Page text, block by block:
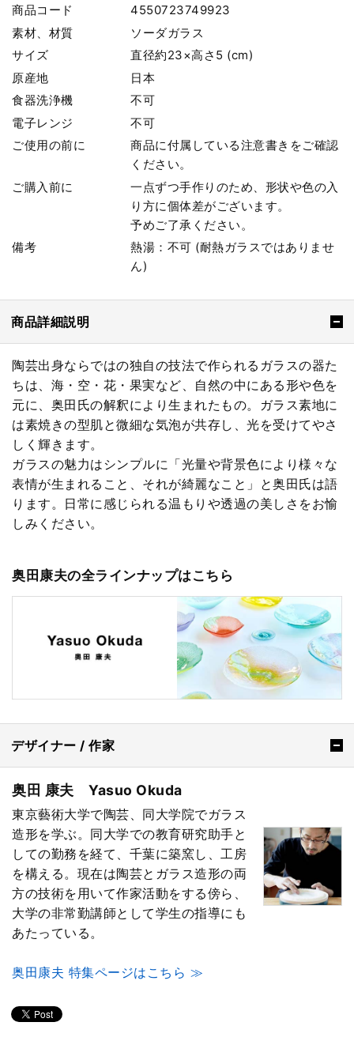
商品コード
4550723749923
素材、材質
ソーダガラス
サイズ
直径約23×高さ5 (cm)
原産地
日本
食器洗浄機
不可
電子レンジ
不可
ご使用の前に
商品に付属している注意書きをご確認
ください。
ご購入前に
一点ずつ手作りのため、形状や色の入
り方に個体差がございます。
予めご了承ください。
備考
熱湯：不可 (耐熱ガラスではありませ
ん)
商品詳細説明
陶芸出身ならではの独自の技法で作られるガラスの器た
ちは、海・空・花・果実など、自然の中にある形や色を
元に、奥田氏の解釈により生まれたもの。ガラス素地に
は素焼きの型肌と微細な気泡が共存し、光を受けてやさ
しく輝きます。
ガラスの魅力はシンプルに「光量や背景色により様々な
表情が生まれること、それが綺麗なこと」と奥田氏は語
ります。日常に感じられる温もりや透過の美しさをお愉
しみください。
奥田康夫の全ラインナップはこちら
デザイナー / 作家
奥田 康夫 Yasuo Okuda
東京藝術大学で陶芸、同大学院でガラス
造形を学ぶ。同大学での教育研究助手と
しての勤務を経て、千葉に築窯し、工房
を構える。現在は陶芸とガラス造形の両
方の技術を用いて作家活動をする傍ら、
大学の非常勤講師として学生の指導にも
あたっている。
奥田康夫 特集ページはこちら ≫